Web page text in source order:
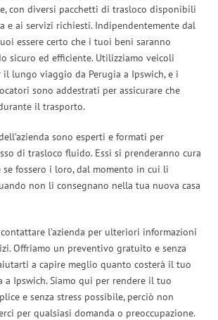
con diversi pacchetti di trasloco disponibili
e ai servizi richiesti. Indipendentemente dal
essere certo che i tuoi beni saranno
sicuro ed efficiente. Utilizziamo veicoli
lungo viaggio da Perugia a Ipswich, e i
sono addestrati per assicurare che
il trasporto.
sono esperti e formati per
di trasloco fluido. Essi si prenderanno cura
fossero i loro, dal momento in cui li
non li consegnano nella tua nuova casa
l’azienda per ulteriori informazioni
Offriamo un preventivo gratuito e senza
a capire meglio quanto costerà il tuo
a Ipswich. Siamo qui per rendere il tuo
e senza stress possibile, perciò non
per qualsiasi domanda o preoccupazione.